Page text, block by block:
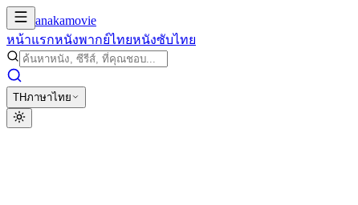
anakamovie
หน้าแรกหนังพากย์ไทยหนังซับไทย
THภาษาไทย